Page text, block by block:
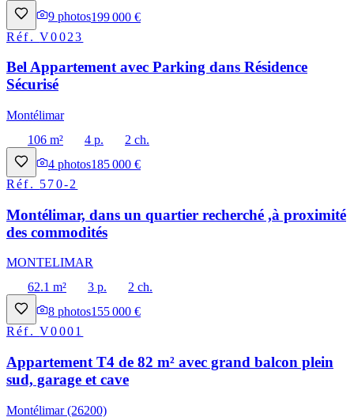
9 photos199 000 €
Réf.V0023
Bel Appartement avec Parking dans Résidence
Sécurisé
Montélimar
106 m²
4 p.
2 ch.
4 photos185 000 €
Réf. 570-2
Montélimar, dans un quartier recherché ,à proximité
des commodités
MONTELIMAR
62.1 m²
3 p.
2 ch.
8 photos155 000 €
Réf.V0001
Appartement T4 de 82 m² avec grand balcon plein
sud, garage et cave
Montélimar (26200)